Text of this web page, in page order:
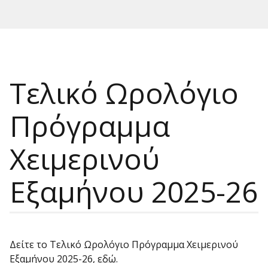
Τελικό Ωρολόγιο
Πρόγραμμα
Χειμερινού
Εξαμήνου 2025-26
Δείτε το Τελικό Ωρολόγιο Πρόγραμμα Χειμερινού
Εξαμήνου 2025-26, εδώ.